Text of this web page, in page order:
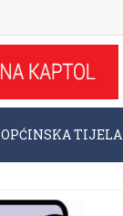
OPĆINSKA TIJELA